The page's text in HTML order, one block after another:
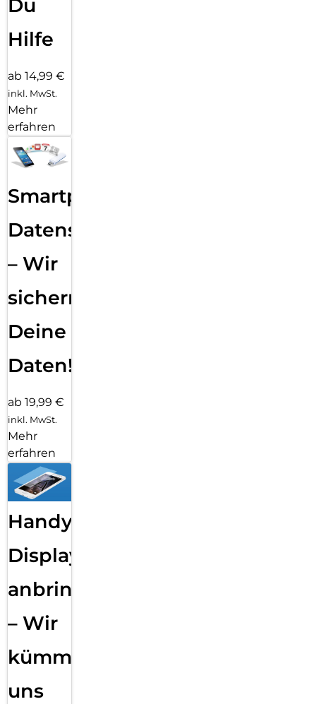
Du
Hilfe
ab 14,99 €
inkl. MwSt.
Mehr
erfahren
Smartphone
Datensicherung
– Wir
sichern
Deine
Daten!
ab 19,99 €
inkl. MwSt.
Mehr
erfahren
Handy
Displayfolie
anbringen
– Wir
kümmern
uns